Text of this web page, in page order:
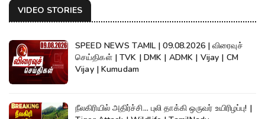
VIDEO STORIES
SPEED NEWS TAMIL | 09.08.2026 | விரைவுச்
செய்திகள் | TVK | DMK | ADMK | Vijay | CM
Vijay | Kumudam
நீலகிரியில் அதிர்ச்சி... புலி தாக்கி ஒருவர் உயிரிழப்பு! |